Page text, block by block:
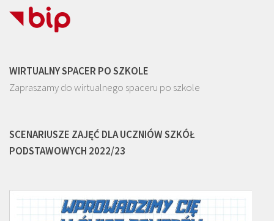
WIRTUALNY SPACER PO SZKOLE
Zapraszamy do wirtualnego spaceru po szkole
SCENARIUSZE ZAJĘĆ DLA UCZNIÓW SZKÓŁ
PODSTAWOWYCH 2022/23